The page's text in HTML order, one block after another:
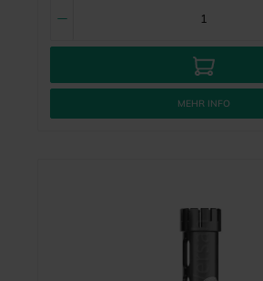
MEHR INFO